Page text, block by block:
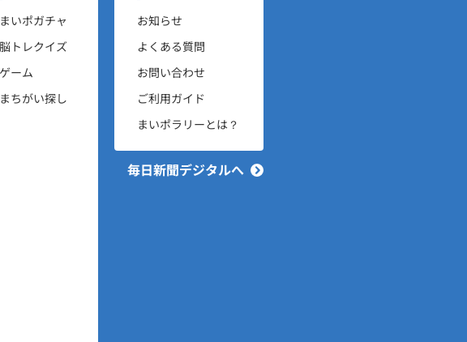
まいポガチャ
脳トレクイズ
ゲーム
まちがい探し
お知らせ
よくある質問
お問い合わせ
ご利用ガイド
まいポラリーとは？
毎日新聞デジタルへ